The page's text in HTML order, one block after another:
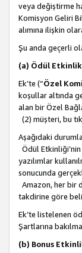
veya değiştirme
Komisyon Geliri
alımına ilişkin
Şu anda geçerli
(a) Ödül
Ek’te (“Özel
koşullar altında
alan bir Özel
(2) müşteri, bu
Aşağıdaki
Ödül
yazılımlar
sonucunda
Amazon, her bir
takdirine göre
Ek’te listelenen
Şartlarına
(b) Bonus